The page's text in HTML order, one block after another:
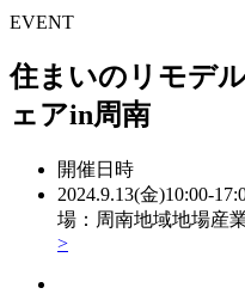
EVENT
住まいのリモデ
ェアin周南
開催日時
2024.9.13(金)10:00-
場：周南地域地場産
>